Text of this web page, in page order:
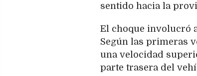
sentido hacia la
El choque involucró
Según las primeras
una velocidad
parte trasera del